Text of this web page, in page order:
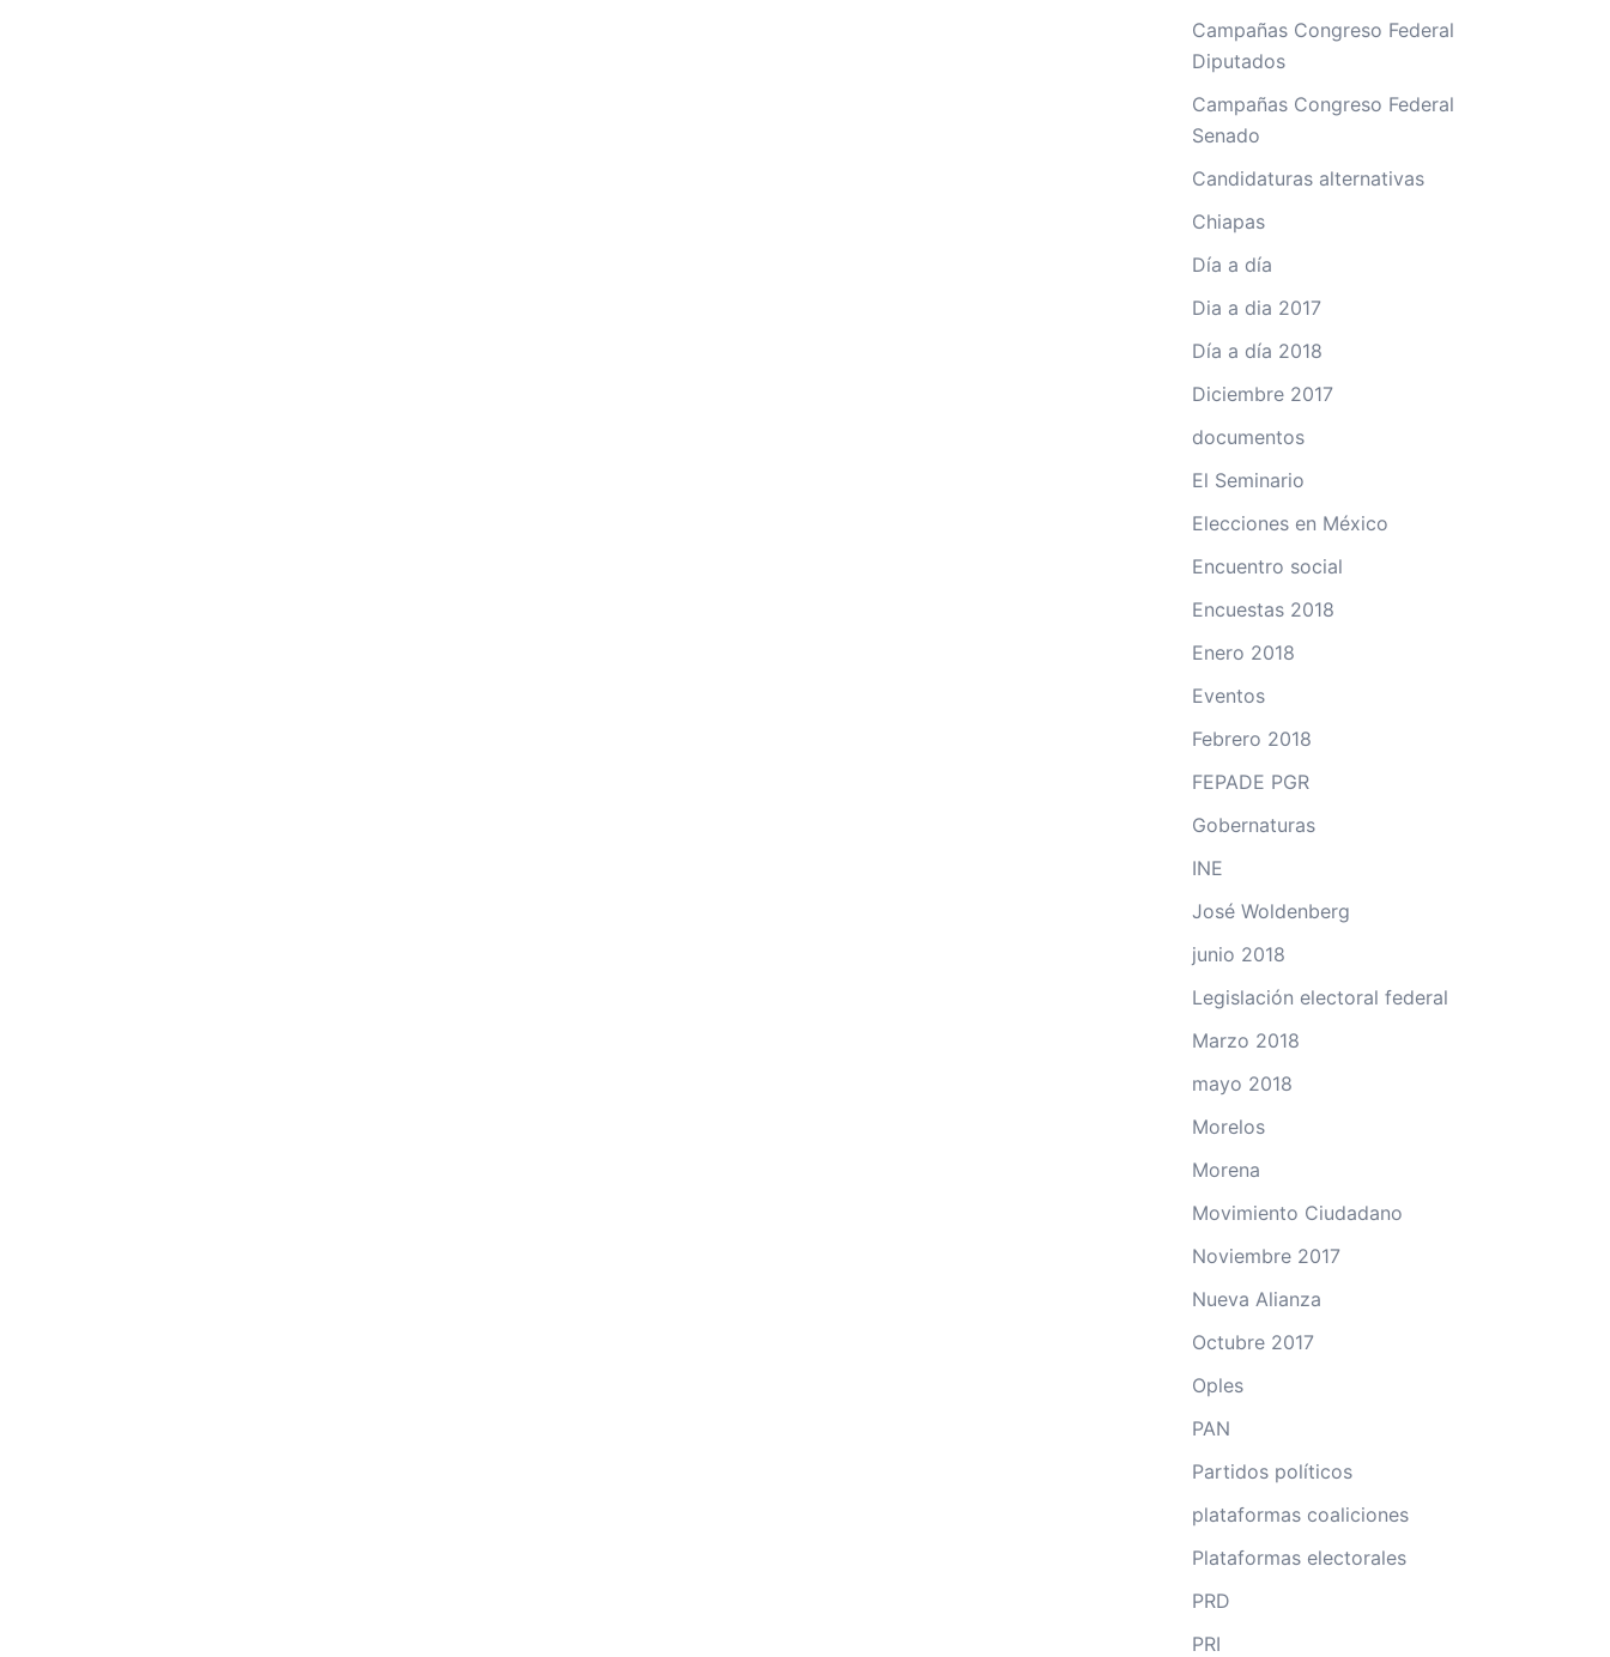
Campañas Congreso Federal
Diputados
Campañas Congreso Federal
Senado
Candidaturas alternativas
Chiapas
Día a día
Dia a dia 2017
Día a día 2018
Diciembre 2017
documentos
El Seminario
Elecciones en México
Encuentro social
Encuestas 2018
Enero 2018
Eventos
Febrero 2018
FEPADE PGR
Gobernaturas
INE
José Woldenberg
junio 2018
Legislación electoral federal
Marzo 2018
mayo 2018
Morelos
Morena
Movimiento Ciudadano
Noviembre 2017
Nueva Alianza
Octubre 2017
Oples
PAN
Partidos políticos
plataformas coaliciones
Plataformas electorales
PRD
PRI